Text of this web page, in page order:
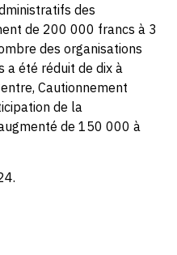
des
de 200 000 francs à 3
des organisations
a été réduit de dix à
Cautionnement
de la
de 150 000 à